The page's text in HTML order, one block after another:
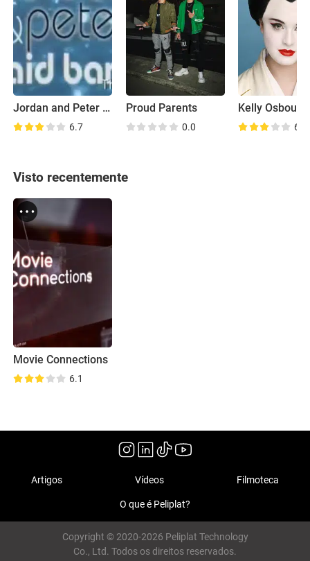
Jordan and Peter Laid Bare
6.7
Proud Parents
0.0 6.9
Visto recentemente
Movie Connections
6.1
Artigos Vídeos Filmoteca
O que é Peliplat?
Copyright © 2020-2026 Peliplat Technology
Co., Ltd. Todos os direitos reservados.